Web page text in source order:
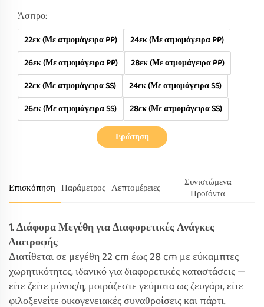
Άσπρο:
22εκ (Με ατμομάγειρα PP)
24εκ (Με ατμομάγειρα PP)
26εκ (Με ατμομάγειρα PP)
28εκ (Με ατμομάγειρα PP)
22εκ (Με ατμομάγειρα SS)
24εκ (Με ατμομάγειρα SS)
26εκ (Με ατμομάγειρα SS)
28εκ (Με ατμομάγειρα SS)
Ερώτηση
Επισκόπηση Παράμετρος Λεπτομέρειες
Συνιστώμενα
Προϊόντα
1. Διάφορα Μεγέθη για Διαφορετικές Ανάγκες
Διατροφής
Διατίθεται σε μεγέθη 22 cm έως 28 cm με εύκαμπτες
χωρητικότητες, ιδανικό για διαφορετικές καταστάσεις —
είτε ζείτε μόνος/η, μοιράζεστε γεύματα ως ζευγάρι, είτε
φιλοξενείτε οικογενειακές συναθροίσεις και πάρτι.